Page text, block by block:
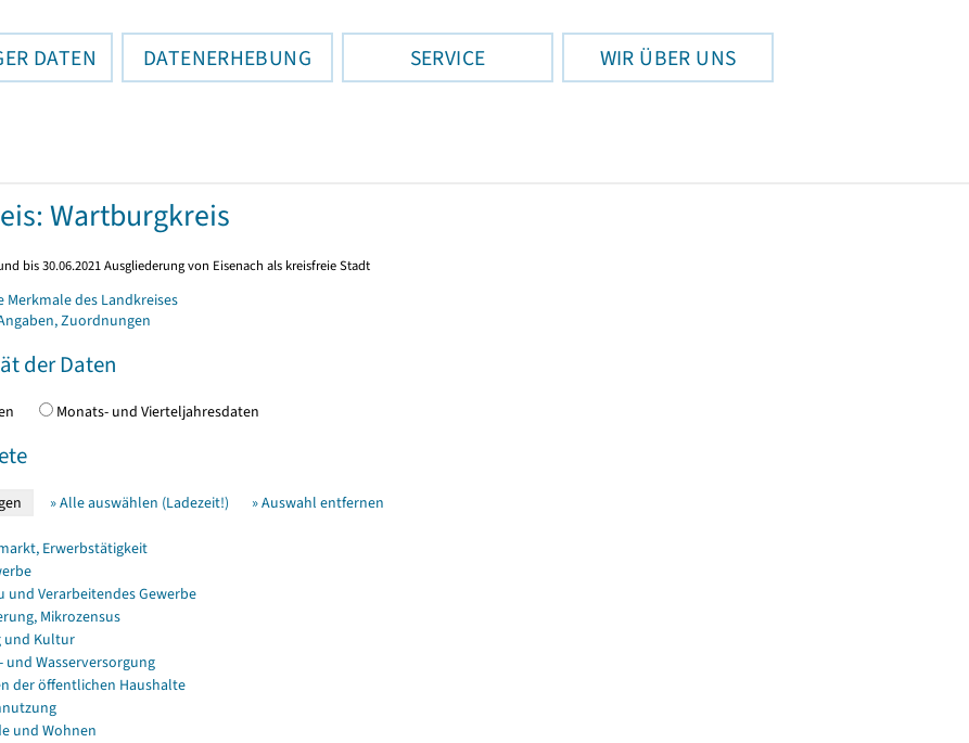
DATEN DATENERHEBUNG SERVICE WIR ÜBER UNS
Wartburgkreis
bis 30.06.2021 Ausgliederung von Eisenach als kreisfreie Stadt
Merkmale des Landkreises
Zuordnungen
der Daten
Monats- und Vierteljahresdaten
» Alle auswählen (Ladezeit!) » Auswahl entfernen
Erwerbstätigkeit
und Verarbeitendes Gewerbe
Mikrozensus
und Kultur
und Wasserversorgung
der öffentlichen Haushalte
und Wohnen